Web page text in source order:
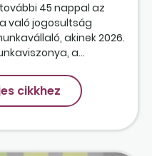
45 nappal az
való jogosultság
akinek 2026.
a...
cikkhez